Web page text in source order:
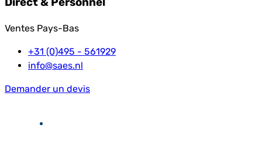
Ventes Pays-Bas
+31 (0)495 - 561929
info@saes.nl
Demander un devis